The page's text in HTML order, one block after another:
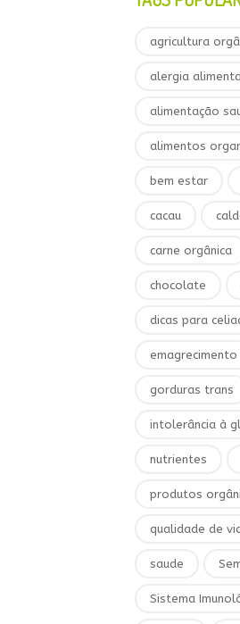
agricultura
alergia
alimentação
alimentos
bem estar
cacau
carne orgânica
chocolate
dicas para
emagrecimento
gorduras trans
intolerância à
nutrientes
produtos
qualidade de
saude
Sistema